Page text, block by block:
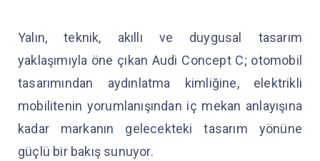
Yalın, teknik, akıllı ve duygusal tasarım
yaklaşımıyla öne çıkan Audi Concept C; otomobil
tasarımından aydınlatma kimliğine, elektrikli
mobilitenin yorumlanışından iç mekan anlayışına
kadar markanın gelecekteki tasarım yönüne
güçlü bir bakış sunuyor.